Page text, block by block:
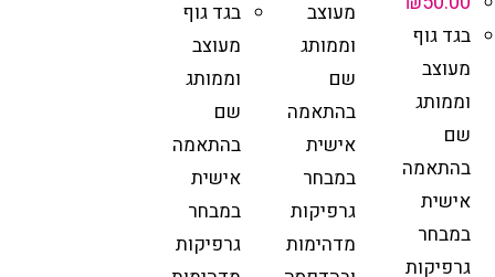
בגד גוף
מעוצב
וממותג
שם
בהתאמה
אישית
במבחר
גרפיקות
מעוצב
וממותג
שם
בהתאמה
אישית
במבחר
גרפיקות
מדהימות
בגד גוף
מעוצב
וממותג
שם
בהתאמה
אישית
במבחר
גרפיקות